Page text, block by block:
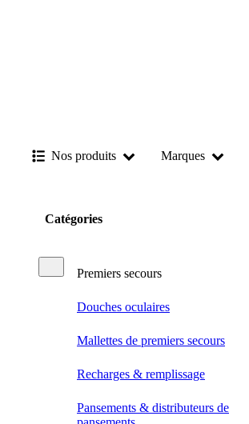
Nos produits Marques
Catégories
Premiers secours
Douches oculaires
Mallettes de premiers secours
Recharges & remplissage
Pansements & distributeurs de